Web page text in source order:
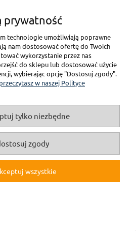
wersję strony
Sklep Modelarski online F3M.pl
internetowy Shoper.pl
prywatność
technologie umożliwiają poprawne
nam dostosować ofertę do Twoich
wykorzystanie przez nas
do sklepu lub dostosować użycie
wybierając opcję "Dostosuj zgody".
w naszej Polityce
tylko niezbędne
zgody
wszystkie